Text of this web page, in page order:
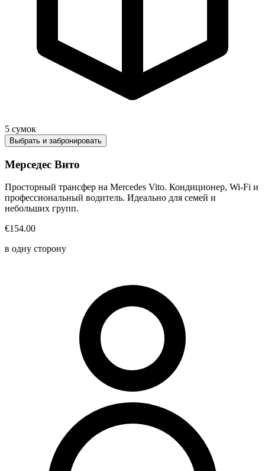
5 сумок
Выбрать и забронировать
Мерседес Вито
Просторный трансфер на Mercedes Vito. Кондиционер, Wi-Fi и
профессиональный водитель. Идеально для семей и
небольших групп.
€154.00
в одну сторону